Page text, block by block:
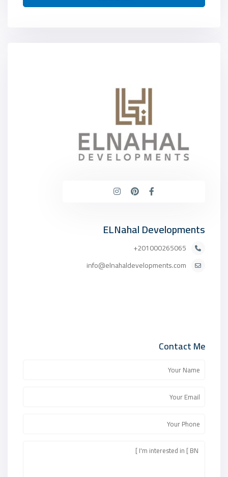
ELNahal Developments
201000265065+
info@elnahaldevelopments.com
Contact Me